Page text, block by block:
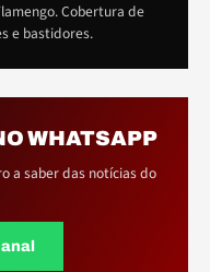
Cobertura de
e bastidores.
WHATSAPP
a saber das notícias do